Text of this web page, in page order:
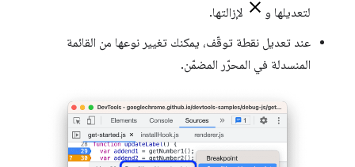
لتعديلها و
لإزالتها.
عند تعديل نقطة توقّف، يمكنك تغيير نوعها من القائمة
المنسدلة في المحرّر المضمّن.